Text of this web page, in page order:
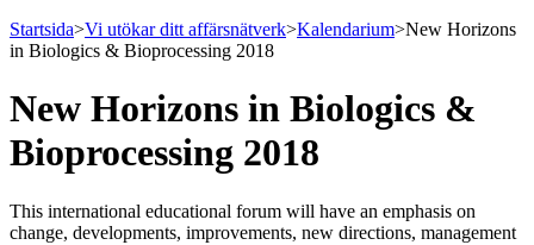
Startsida>Vi utökar ditt affärsnätverk>Kalendarium>New Horizons
in Biologics & Bioprocessing 2018
New Horizons in Biologics &
Bioprocessing 2018
This international educational forum will have an emphasis on
change, developments, improvements, new directions, management